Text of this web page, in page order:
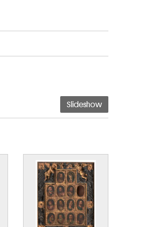
Slideshow